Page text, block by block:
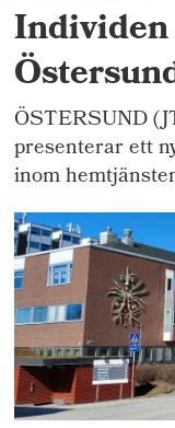
ÖSTERSUND
presenterar ett
inom